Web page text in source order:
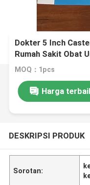
Dokter 5 Inch
Rumah Sakit Obat
MOQ：1pcs
Harga
DESKRIPSI PRODUK
Sorotan: